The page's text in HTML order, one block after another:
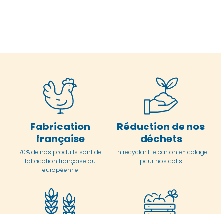
Fabrication
française
70% de nos produits sont de
fabrication française ou
européenne
Réduction de nos
déchets
En recyclant le carton en calage
pour nos colis